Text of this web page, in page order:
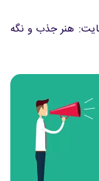
سایت: هنر جذب و نگه